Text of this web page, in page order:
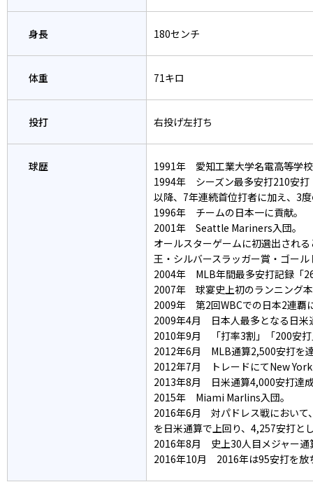
身長 180センチ
体重 71キロ
投打 右投げ左打ち
球歴
1991年 愛知工業大学名電高等学
1994年 シーズン最多安打210安打
以降、7年連続首位打者に加え、3
1996年 チームの日本一に貢献。
2001年 Seattle Mariners入団。
オールスターゲームに初選出され
王・シルバースラッガー賞・ゴー
2004年 MLB年間最多安打記録「
2007年 球宴史上初のランニング
2009年 第2回WBCでの日本2連覇
2009年4月 日本人最多となる日米
2010年9月 「打率3割」「200安打
2012年6月 MLB通算2,500安打を
2012年7月 トレードにてNew
2013年8月 日米通算4,000安打達
2015年 Miami Marlins入団。
2016年6月 対パドレス戦において
を日米通算で上回り、4,257安打と
2016年8月 史上30人目メジャー通
2016年10月 2016年は95安打を放